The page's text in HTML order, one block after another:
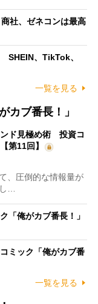
社、ゼネコンは最高
SHEIN、TikTok、
一覧を見る
カブ番長！」
ンド見極め術 投資コ
第11回】
、圧倒的な情報量が
…
「俺がカブ番長！」
ミック「俺がカブ番
一覧を見る